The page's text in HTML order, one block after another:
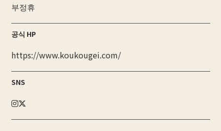
부정휴
공식 HP
https://www.koukougei.com/
SNS